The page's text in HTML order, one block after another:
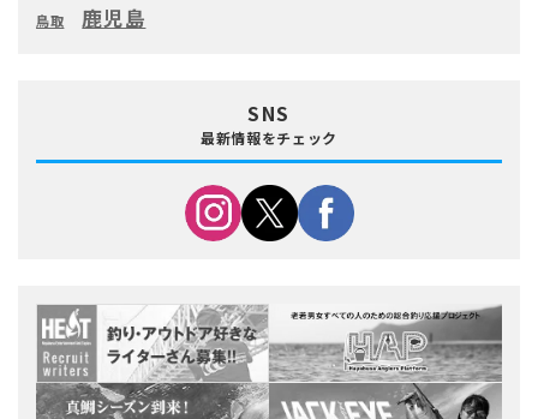
鳥取 鹿児島
SNS
最新情報をチェック